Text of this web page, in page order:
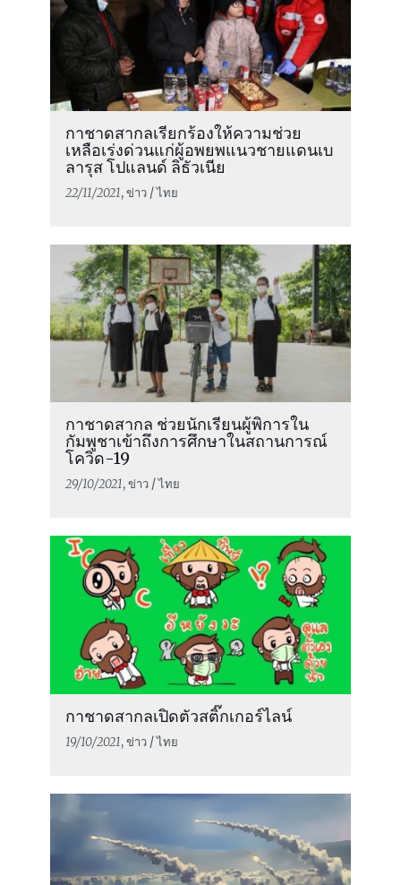
กาชาดสากลเรียกร้องให้ความช่วย
เหลือเร่งด่วนแก่ผู้อพยพแนวชายแดนเบ
ลารุส โปแลนด์ ลิธัวเนีย
22/11/2021, ข่าว / ไทย
กาชาดสากล ช่วยนักเรียนผู้พิการใน
กัมพูชาเข้าถึงการศึกษาในสถานการณ์
โควิด-19
29/10/2021, ข่าว / ไทย
กาชาดสากลเปิดตัวสติ๊กเกอร์ไลน์
19/10/2021, ข่าว / ไทย